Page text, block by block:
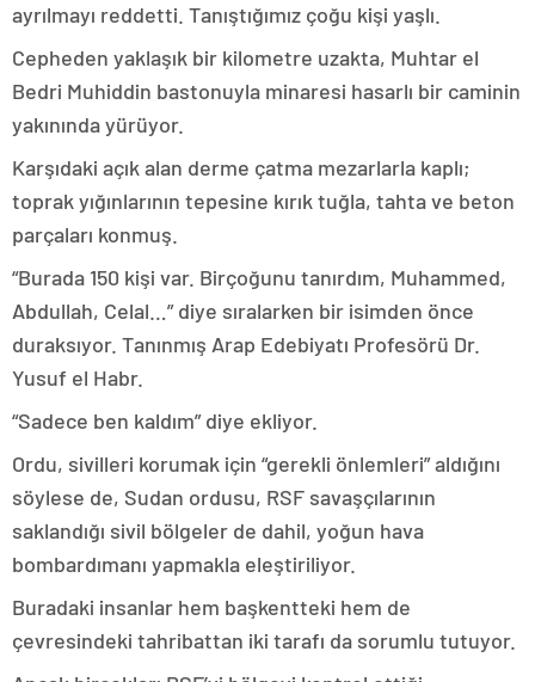
ayrılmayı reddetti. Tanıştığımız çoğu kişi yaşlı.
Cepheden yaklaşık bir kilometre uzakta, Muhtar el
Bedri Muhiddin bastonuyla minaresi hasarlı bir caminin
yakınında yürüyor.
Karşıdaki açık alan derme çatma mezarlarla kaplı;
toprak yığınlarının tepesine kırık tuğla, tahta ve beton
parçaları konmuş.
“Burada 150 kişi var. Birçoğunu tanırdım, Muhammed,
Abdullah, Celal…” diye sıralarken bir isimden önce
duraksıyor. Tanınmış Arap Edebiyatı Profesörü Dr.
Yusuf el Habr.
“Sadece ben kaldım” diye ekliyor.
Ordu, sivilleri korumak için “gerekli önlemleri” aldığını
söylese de, Sudan ordusu, RSF savaşçılarının
saklandığı sivil bölgeler de dahil, yoğun hava
bombardımanı yapmakla eleştiriliyor.
Buradaki insanlar hem başkentteki hem de
çevresindeki tahribattan iki tarafı da sorumlu tutuyor.